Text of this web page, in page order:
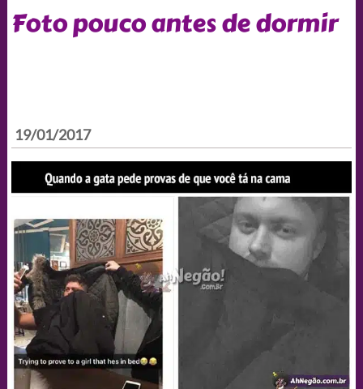
Foto pouco antes de dormir
19/01/2017